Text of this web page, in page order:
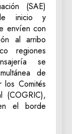
(SAE)
inicio y
envíen con
al arribo
regiones
se
de
los Comités
(COGRIC),
el borde